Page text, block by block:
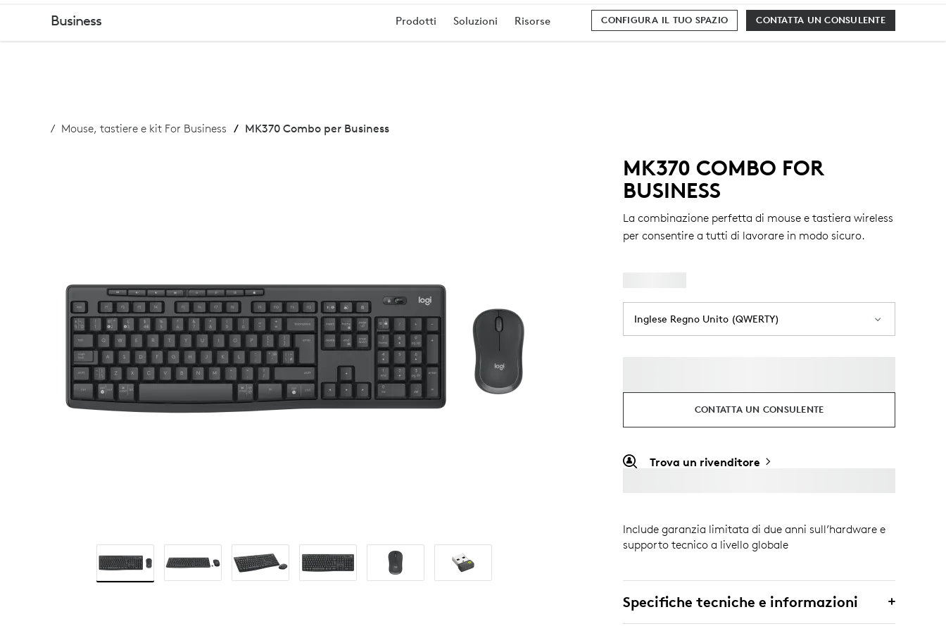
MK370
PER
Business Prodotti Soluzioni Risorse CONTATTA UN CONSULENTE
CONFIGURA IL TUO SPAZIO
Mouse, tastiere e kit For Business MK370 Combo per Business
MK370 COMBO FOR
BUSINESS
La combinazione perfetta di mouse e tastiera wireless
per consentire a tutti di lavorare in modo sicuro.
Inglese Regno Unito (QWERTY)
CONTATTA UN CONSULENTE
Trova un rivenditore
Include garanzia limitata di due anni sull’hardware e
supporto tecnico a livello globale
Specifiche tecniche e informazioni